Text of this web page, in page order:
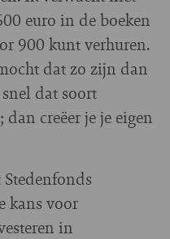
euro in de boeken
900 kunt verhuren.
dat zo zijn dan
dat soort
creëer je je eigen
kans voor
in